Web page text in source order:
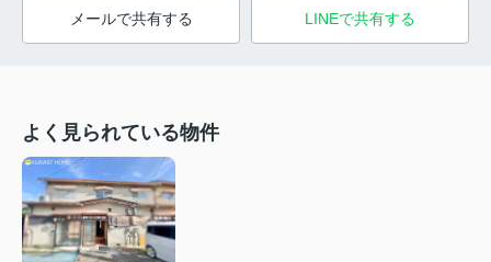
メールで共有する LINEで共有する
よく見られている物件